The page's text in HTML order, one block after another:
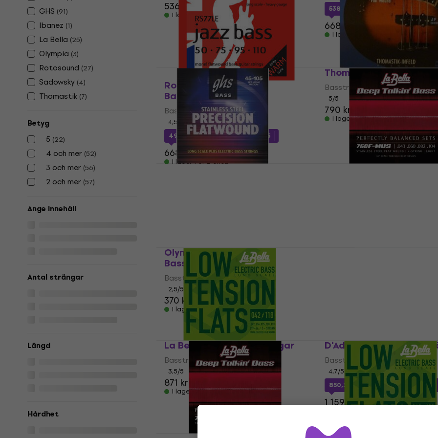
GHS (91)
Ibanez (1)
La Bella (25)
Olympia (3)
Rotosound (27)
Sadowsky (4)
Thomastik (7)
Betyg
5 (22)
4 och mer (52)
3 och mer (56)
2 och mer (57)
Ange innehåll
Antal strängar
Längd
Hårdhet
536,33 kr
I lager för E-shop
538,82 kr med kod MUZMUZ-15
668,14 kr
I lager för E-shop
Rotosound RS77LE
Bassträngar
Bassträngar
4,5
491,58 krmed kodMUZMUZ-25
668,14 kr
I lager för E-shop
Thomastik JF324
Bassträngar
5/5
790 kr
I lager för E-shop
GHS M3050 Bassträngar La Bella 760F-MUS
Olympia PF-B45128/FW
Bassträngar
Bassträngar
2,5/5
370 kr
I lager för E-shop
La Bella LTF-5A Bassträngar
Bassträngar
3,5/5
871 kr
I lager för E-shop
D'Addario ETB92
Bassträngar
4,7/5
850,37 kr
med kodMUZMUZ-25
1 159 kr